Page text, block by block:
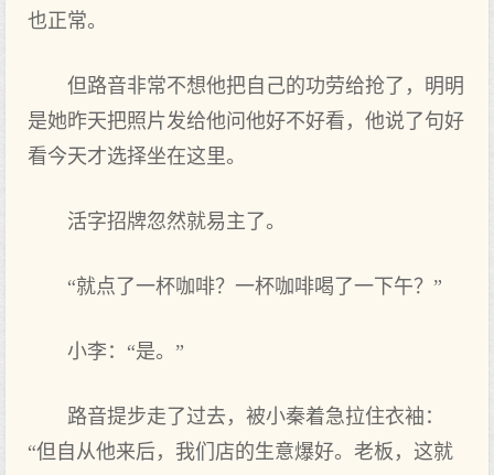
也正常。
但路音非常不想他把自己的功劳给抢了，明明
是她昨天把照片发给他问他好不好看，他说了句好
看今天才选择坐在这里。
活字招牌忽然就易主了。
“就点了一杯咖啡？一杯咖啡喝了一下午？”
小李：“是。”
路音提步走了过去，被小秦着急拉住衣袖：
“但自从他来后，我们店的生意爆好。老板，这就